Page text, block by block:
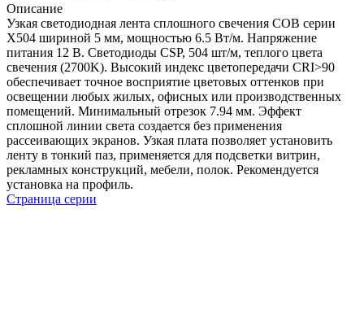
Описание
Узкая светодиодная лента сплошного свечения COB серии
X504 шириной 5 мм, мощностью 6.5 Вт/м. Напряжение
питания 12 В. Светодиоды CSP, 504 шт/м, теплого цвета
свечения (2700K). Высокий индекс цветопередачи CRI>90
обеспечивает точное восприятие цветовых оттенков при
освещении любых жилых, офисных или производственных
помещений. Минимальный отрезок 7.94 мм. Эффект
сплошной линии света создается без применения
рассеивающих экранов. Узкая плата позволяет установить
ленту в тонкий паз, применяется для подсветки витрин,
рекламных конструкций, мебели, полок. Рекомендуется
установка на профиль.
Страница серии